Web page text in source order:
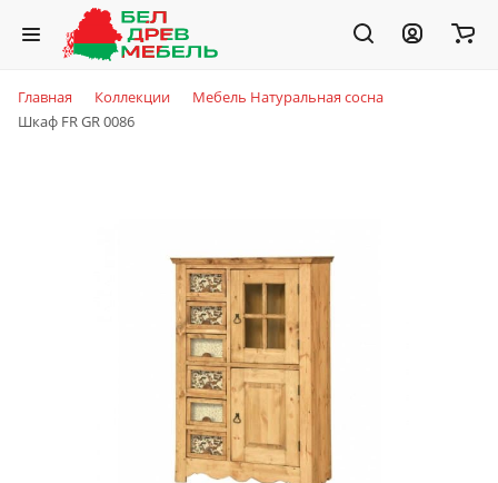
Главная Коллекции
Мебель Натуральная сосна
Шкаф FR GR 0086